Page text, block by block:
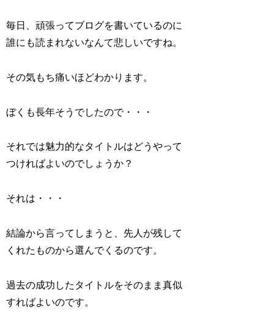
毎日、頑張ってブログを書いているのに
誰にも読まれないなんて悲しいですね。
その気もち痛いほどわかります。
ぼくも長年そうでしたので・・・
それでは魅力的なタイトルはどうやって
つければよいのでしょうか？
それは・・・
結論から言ってしまうと、先人が残して
くれたものから選んでくるのです。
過去の成功したタイトルをそのまま真似
すればよいのです。